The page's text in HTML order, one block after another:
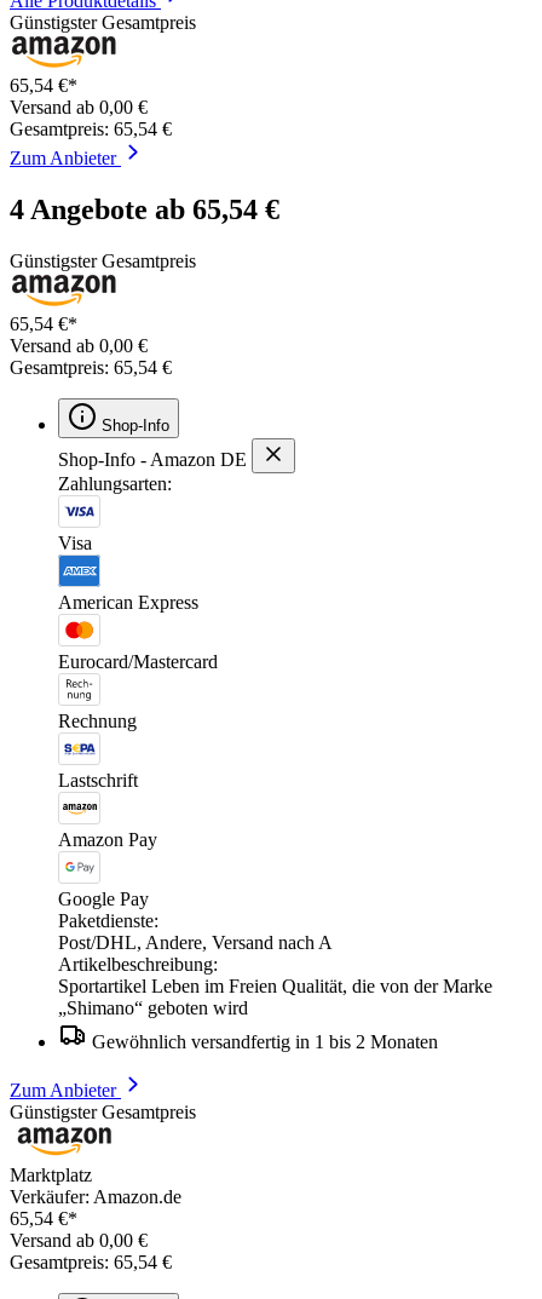
Günstigster Gesamtpreis
65,54 €*
Versand ab 0,00 €
Gesamtpreis: 65,54 €
Zum Anbieter
4 Angebote ab 65,54 €
Günstigster Gesamtpreis
65,54 €*
Versand ab 0,00 €
Gesamtpreis: 65,54 €
Shop-Info
Shop-Info - Amazon DE
Zahlungsarten:
Visa
American Express
Eurocard/Mastercard
Rechnung
Lastschrift
Amazon Pay
Google Pay
Paketdienste:
Post/DHL, Andere, Versand nach A
Artikelbeschreibung:
Sportartikel Leben im Freien Qualität, die von der Marke
„Shimano“ geboten wird
Gewöhnlich versandfertig in 1 bis 2 Monaten
Zum Anbieter
Günstigster Gesamtpreis
Marktplatz
Verkäufer: Amazon.de
65,54 €*
Versand ab 0,00 €
Gesamtpreis: 65,54 €